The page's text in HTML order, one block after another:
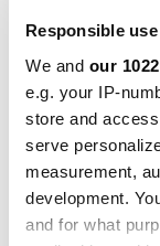
Responsible
We and our
e.g. your IP-
store and
serve
measurement,
development.
and for what
installato
Il
Made in Italy
Garanzia 2
GPRè un
silenziatori e